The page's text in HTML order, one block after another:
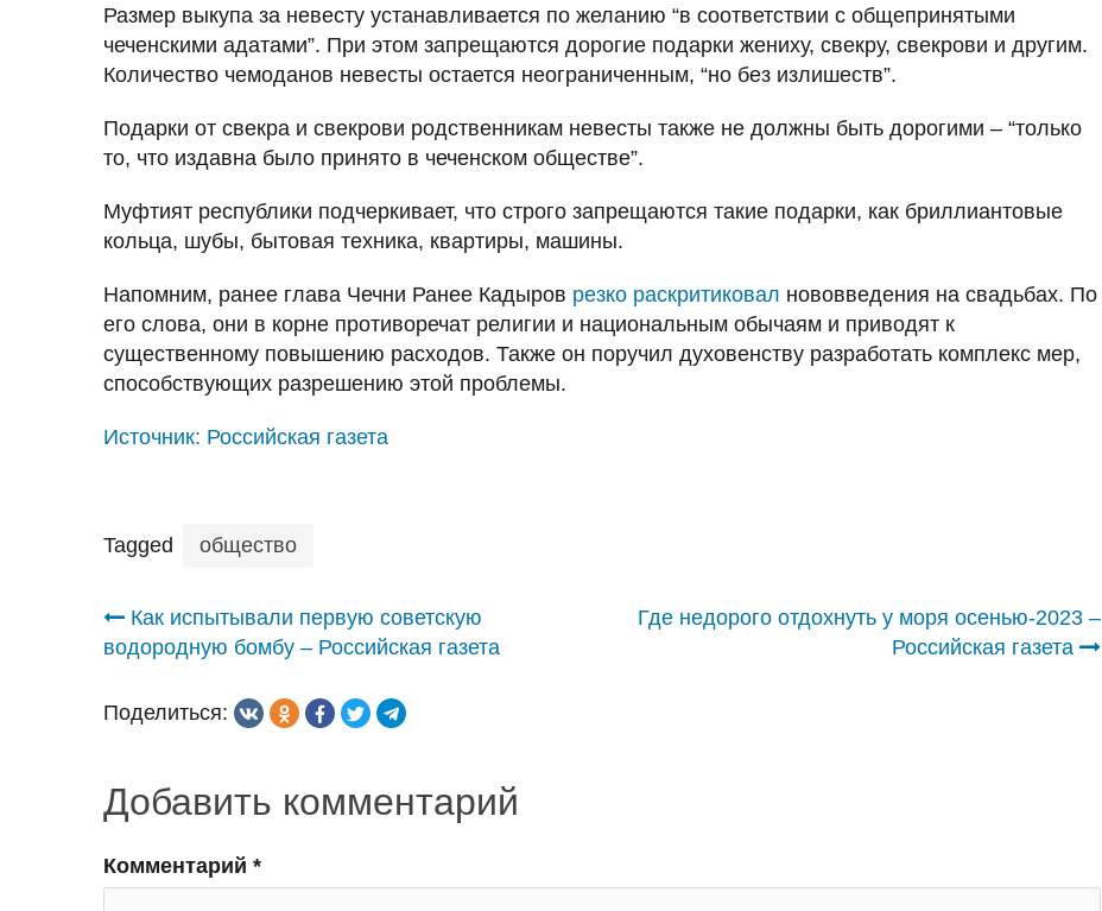
Размер выкупа за невесту устанавливается по желанию “в соответствии с общепринятыми
чеченскими адатами”. При этом запрещаются дорогие подарки жениху, свекру, свекрови и другим.
Количество чемоданов невесты остается неограниченным, “но без излишеств”.
Подарки от свекра и свекрови родственникам невесты также не должны быть дорогими – “только
то, что издавна было принято в чеченском обществе”.
Муфтият республики подчеркивает, что строго запрещаются такие подарки, как бриллиантовые
кольца, шубы, бытовая техника, квартиры, машины.
Напомним, ранее глава Чечни Ранее Кадыров резко раскритиковал нововведения на свадьбах. По
его слова, они в корне противоречат религии и национальным обычаям и приводят к
существенному повышению расходов. Также он поручил духовенству разработать комплекс мер,
способствующих разрешению этой проблемы.
Источник: Российская газета
Tagged общество
Навигация
записям
Как испытывали первую советскую
водородную бомбу – Российская газета
Где недорого отдохнуть у моря осенью-2023 –
Российская газета
Поделиться:
Добавить комментарий
Комментарий *